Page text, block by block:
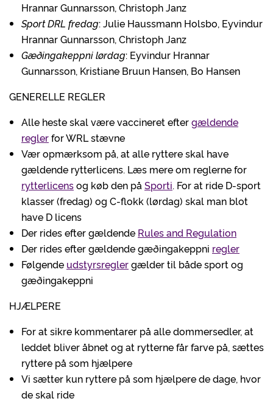
Hrannar Gunnarsson, Christoph Janz
Sport DRL fredag: Julie Haussmann Holsbo, Eyvindur
Hrannar Gunnarsson, Christoph Janz
Gæðingakeppni lørdag: Eyvindur Hrannar
Gunnarsson, Kristiane Bruun Hansen, Bo Hansen
GENERELLE REGLER
Alle heste skal være vaccineret eftergældende
reglerfor WRL stævne
Vær opmærksom på, at alle ryttere skal have
gældende rytterlicens. Læs mere om reglerne for
rytterlicensog køb den på Sporti. For at ride D-sport
klasser (fredag) og C-flokk (lørdag) skal man blot
have D licens
Der rides efter gældende Rules and Regulation
Der rides efter gældende gæðingakeppni regler
Følgende udstyrsreglergælder til både sport og
gæðingakeppni
HJÆLPERE
For at sikre kommentarer på alle dommersedler, at
leddet bliver åbnet og at rytterne får farve på, sættes
ryttere på som hjælpere
Vi sætter kun ryttere på som hjælpere de dage, hvor
de skal ride